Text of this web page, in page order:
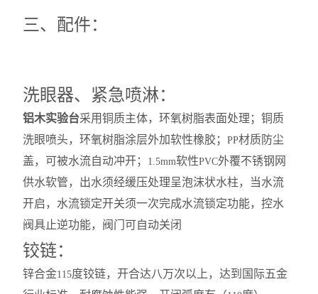
三、配件：
洗眼器、紧急喷淋：
铝木实验台采用铜质主体，环氧树脂表面处理；铜质
洗眼喷头，环氧树脂涂层外加软性橡胶；PP材质防尘
盖，可被水流自动冲开；
1.5mm软性PVC外覆不锈钢网
供水软管，出水须经缓压处理呈泡沫状水柱，当水流
开启，水流锁定开关须一次完成水流锁定功能，控水
阀具止逆功能，阀门可自动关闭
铰链：
锌合金115度铰链，开合达八万次以上，达到国际五金